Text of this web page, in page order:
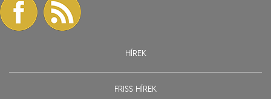
HÍREK
FRISS HÍREK